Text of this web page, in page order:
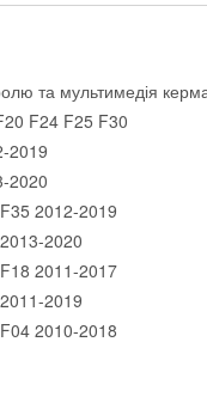
та мультимедія
F24 F25 F30
2019
2020
2012-2019
2020
2011-2017
2019
2010-2018